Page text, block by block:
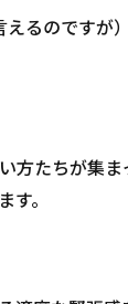
るのですが
方たちが集
。